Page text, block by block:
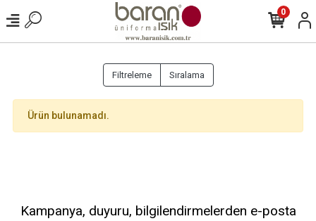
0
Filtreleme Sıralama
Ürün bulunamadı.
Kampanya, duyuru, bilgilendirmelerden e-posta